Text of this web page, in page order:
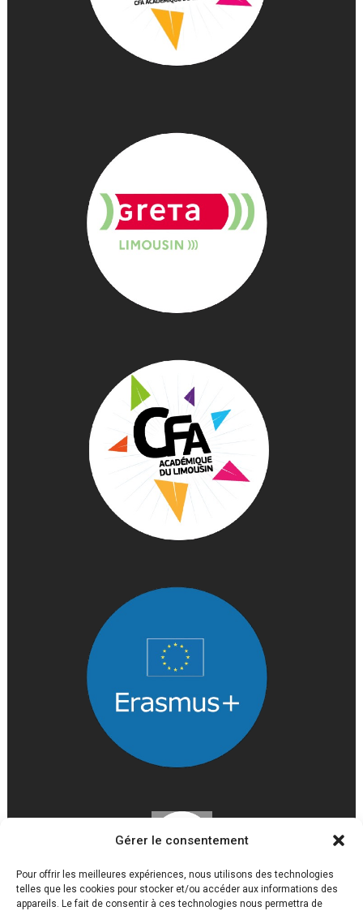
Gérer le consentement
Pour offrir les meilleures expériences, nous utilisons des technologies
telles que les cookies pour stocker et/ou accéder aux informations des
appareils. Le fait de consentir à ces technologies nous permettra de